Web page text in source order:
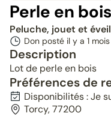
Perle en bois
Peluche, jouet et éveil
Don posté il y a 1 mois
Description
Lot de perle en bois
Préférences de
Disponibilités : Je
Torcy, 77200